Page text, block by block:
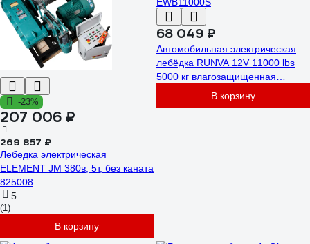
-23%
207 006 ₽
269 857 ₽
Лебедка электрическая
ELEMENT JM 380в, 5т, без каната
825008
5
(1)
В корзину
68 049 ₽
Автомобильная электрическая
лебёдка RUNVA 12V 11000 lbs
5000 кг влагозащищенная
В корзину